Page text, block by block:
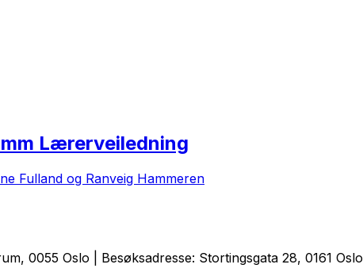
Lærerveiledning
Fulland og Ranveig Hammeren
0055 Oslo | Besøksadresse: Stortingsgata 28, 0161 Oslo